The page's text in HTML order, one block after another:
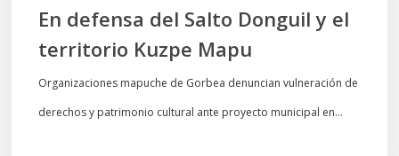
En defensa del Salto Donguil y el
territorio Kuzpe Mapu
Organizaciones mapuche de Gorbea denuncian vulneración de
derechos y patrimonio cultural ante proyecto municipal en…